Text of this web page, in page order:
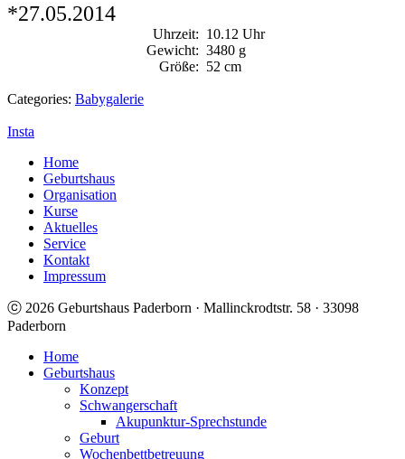
*27.05.2014
Uhrzeit: 10.12 Uhr
Gewicht: 3480 g
Größe: 52 cm
Categories: Babygalerie
Insta
Home
Geburtshaus
Organisation
Kurse
Aktuelles
Service
Kontakt
Impressum
ⓒ 2026 Geburtshaus Paderborn · Mallinckrodtstr. 58 · 33098
Paderborn
Home
Geburtshaus
Konzept
Schwangerschaft
Akupunktur-Sprechstunde
Geburt
Wochenbettbetreuung